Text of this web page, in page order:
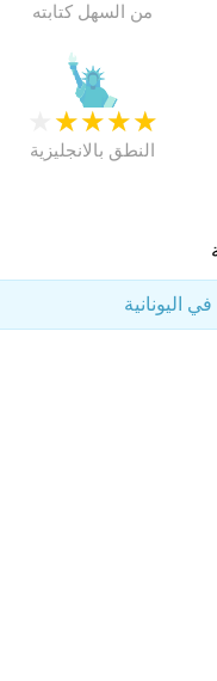
من السهل كتابته
★
★
★
★
النطق بالانجليزية
اليونانية